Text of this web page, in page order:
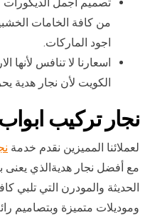
تصميم أجمل الديكورات
من كافة الخامات
اجود الماركات.
اسعارنا لا تنافس
الكويت لأن نجار
نجار تركيب
لعملائنا المميزين نقدم خدمة
مع أفضل نجار هديةالذي يعنى
الحديثة والمودرن التي تلبي
وموديلات متميزة وبتصاميم